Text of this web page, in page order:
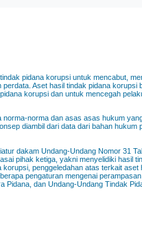
pidana korupsi untuk mencabut,
Aset hasil tindak pidana korupsi
korupsi dan untuk mencegah
norma dan asas asas hukum
diambil dari data dari bahan hukum
dakam Undang-Undang Nomor 31
pihak ketiga, yakni menyelidiki hasil
penggeledahan atas terkait aset
pengaturan mengenai
dan Undang-Undang Tindak